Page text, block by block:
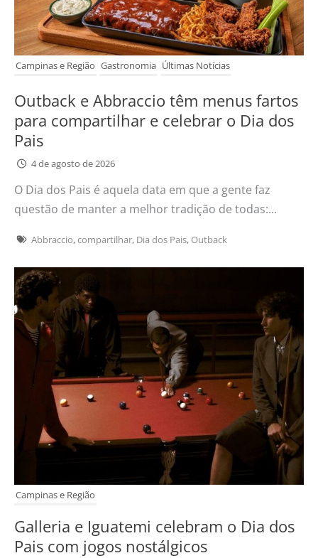
Campinas e Região Gastronomia Últimas Notícias
Outback e Abbraccio têm menus fartos
para compartilhar e celebrar o Dia dos
Pais
4 de agosto de 2026
O Dia dos Pais é aquela data em que a gente faz
questão de manter a melhor tradição de todas:...
Abbraccio,compartilhar, Dia dos Pais, Outback
Campinas e Região
Galleria e Iguatemi celebram o Dia dos
Pais com jogos nostálgicos